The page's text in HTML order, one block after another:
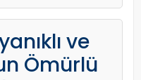
ve
Ömürlü